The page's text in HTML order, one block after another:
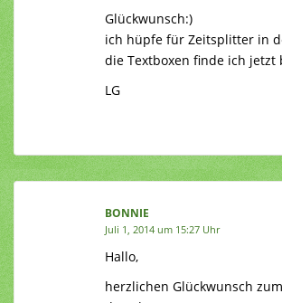
Glückwunsch:)
ich hüpfe für Zeitsplitter in
die Textboxen finde ich jetzt
LG
BONNIE
Juli 1, 2014 um 15:27 Uhr
Hallo,
herzlichen Glückwunsch